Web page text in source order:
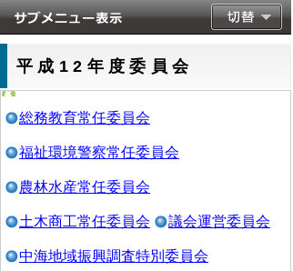
平成12年度委員会
総務教育常任委員会
福祉環境警察常任委員会
農林水産常任委員会
土木商工常任委員会 議会運営委員会
中海地域振興調査特別委員会